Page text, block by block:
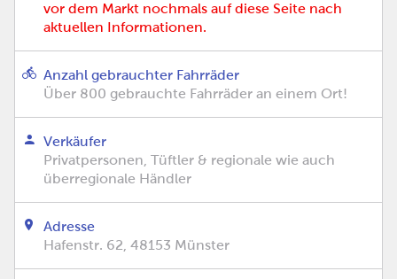
vor dem Markt nochmals auf diese Seite nach
aktuellen Informationen.
Anzahl gebrauchter Fahrräder
Über 800 gebrauchte Fahrräder an einem Ort!
Verkäufer
Privatpersonen, Tüftler & regionale wie auch
überregionale Händler
Adresse
Hafenstr. 62, 48153 Münster